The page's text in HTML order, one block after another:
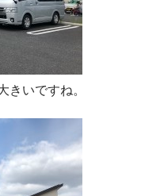
きいですね。